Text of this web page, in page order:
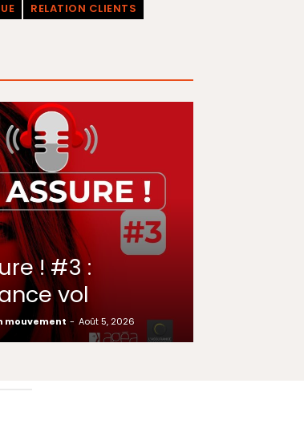
RELATION CLIENTS
! #3 :
vol
mouvement - Août 5, 2026